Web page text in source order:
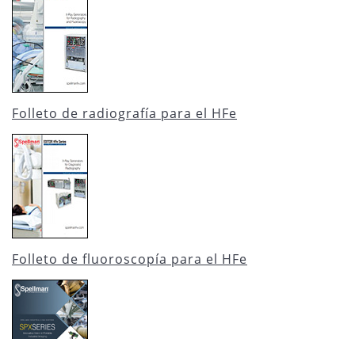
Folleto de radiografía para el HFe
Folleto de fluoroscopía para el HFe